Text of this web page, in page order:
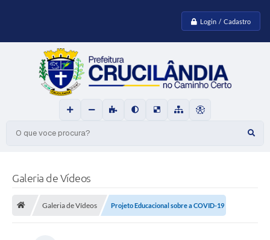
Login / Cadastro
O que voce procura?
Galeria de Vídeos
Galeria de Vídeos Projeto Educacional sobre a COVID-19